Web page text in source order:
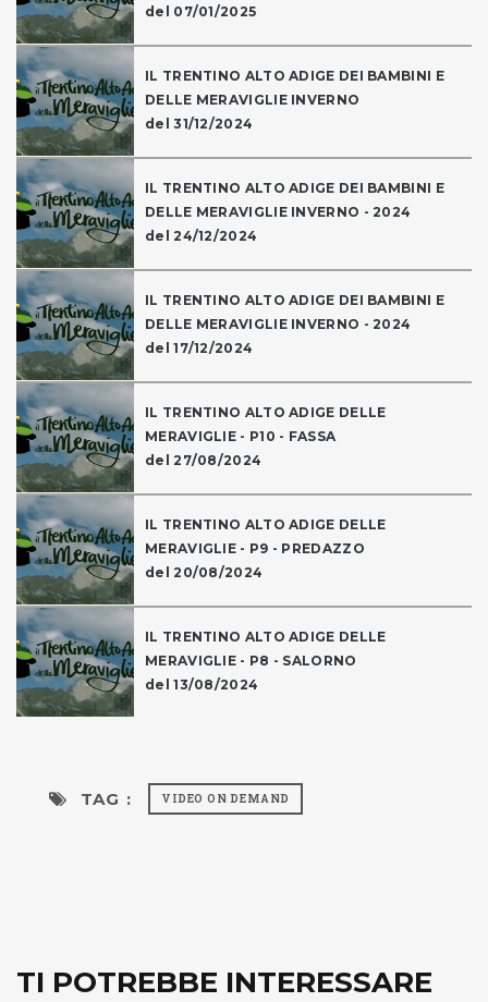
del 07/01/2025
IL TRENTINO ALTO ADIGE DEI BAMBINI E
DELLE MERAVIGLIE INVERNO
del 31/12/2024
IL TRENTINO ALTO ADIGE DEI BAMBINI E
DELLE MERAVIGLIE INVERNO - 2024
del 24/12/2024
IL TRENTINO ALTO ADIGE DEI BAMBINI E
DELLE MERAVIGLIE INVERNO - 2024
del 17/12/2024
IL TRENTINO ALTO ADIGE DELLE
MERAVIGLIE - P10 - FASSA
del 27/08/2024
IL TRENTINO ALTO ADIGE DELLE
MERAVIGLIE - P9 - PREDAZZO
del 20/08/2024
IL TRENTINO ALTO ADIGE DELLE
MERAVIGLIE - P8 - SALORNO
del 13/08/2024
TAG : VIDEO ON DEMAND
TI POTREBBE INTERESSARE